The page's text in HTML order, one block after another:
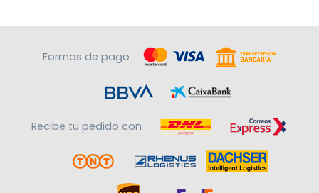
Formas de pago
Recibe tu pedido con